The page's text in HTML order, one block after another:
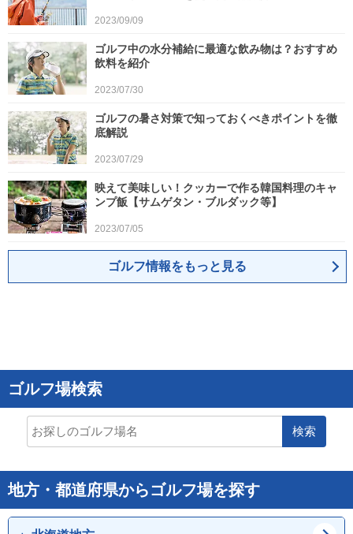
2023/09/09
ゴルフ中の水分補給に最適な飲み物は？おすすめ
飲料を紹介
2023/07/30
ゴルフの暑さ対策で知っておくべきポイントを徹
底解説
2023/07/29
映えて美味しい！クッカーで作る韓国料理のキャ
ンプ飯【サムゲタン・ブルダック等】
2023/07/05
ゴルフ情報をもっと見る
ゴルフ場検索
検索
地方・都道府県からゴルフ場を探す